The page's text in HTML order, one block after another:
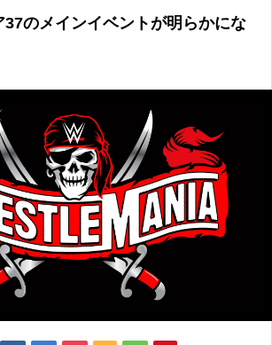
37のメインイベントが明らかにな